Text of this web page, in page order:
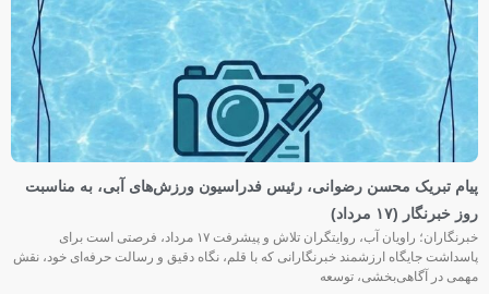
پیام تبریک محسن رضوانی، رئیس فدراسیون ورزش‌های آبی، به مناسبت
روز خبرنگار (۱۷ مرداد)
خبرنگاران؛ راویان آب، روایتگران تلاش و پیشرفت ۱۷ مرداد، فرصتی است برای
پاسداشت جایگاه ارزشمند خبرنگارانی که با قلم، نگاه دقیق و رسالت حرفه‌ای خود، نقش
مهمی در آگاهی‌بخشی، توسعه